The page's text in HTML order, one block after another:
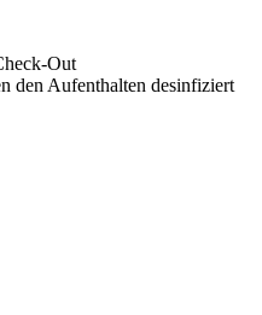
Out
den Aufenthalten desinfiziert